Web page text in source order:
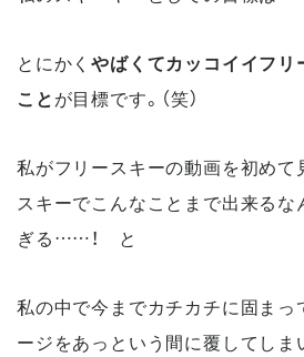
とにかくやばくてカッコイイフリ
ことが目標です。（笑）
私がフリースキーの動画を初めて
スキーでこんなことまで出来る
ぎる……！ と
私の中で今までカチカチに固まっ
ージをあっという間に覆してしま